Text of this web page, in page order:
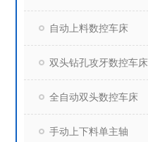
自动上料数控车床
双头钻孔攻牙数控车床
全自动双头数控车床
手动上下料单主轴